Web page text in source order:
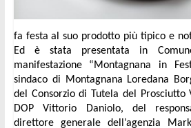
fa festa al suo prodotto più tipico e
Ed è stata presentata in
manifestazione “Montagnana in
sindaco di Montagnana Loredana
del Consorzio di Tutela del Prosciutto
DOP Vittorio Daniolo, del
direttore generale dell’agenzia